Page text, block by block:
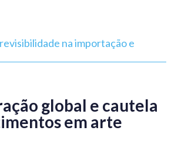
na importação e
global e cautela
em arte